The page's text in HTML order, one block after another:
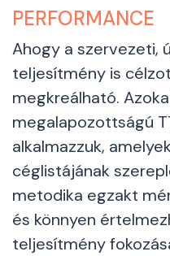
PERFORMANCE
Ahogy a szervezeti,
teljesítmény is
megkreálható.
megalapozottságú
alkalmazzuk,
céglistájának
metodika egzakt
és könnyen
teljesítmény